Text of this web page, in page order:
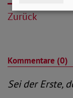
Zurück
Kommentare (0)
Sei der Erste,